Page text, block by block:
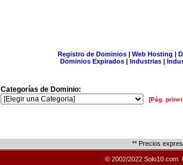
Registro de Dominios| Web Hosting |
Dominios Expirados | Industrias |
Categorías de Dominio:
[Pág.
** Precios
© 2002/2022 Solo10.com